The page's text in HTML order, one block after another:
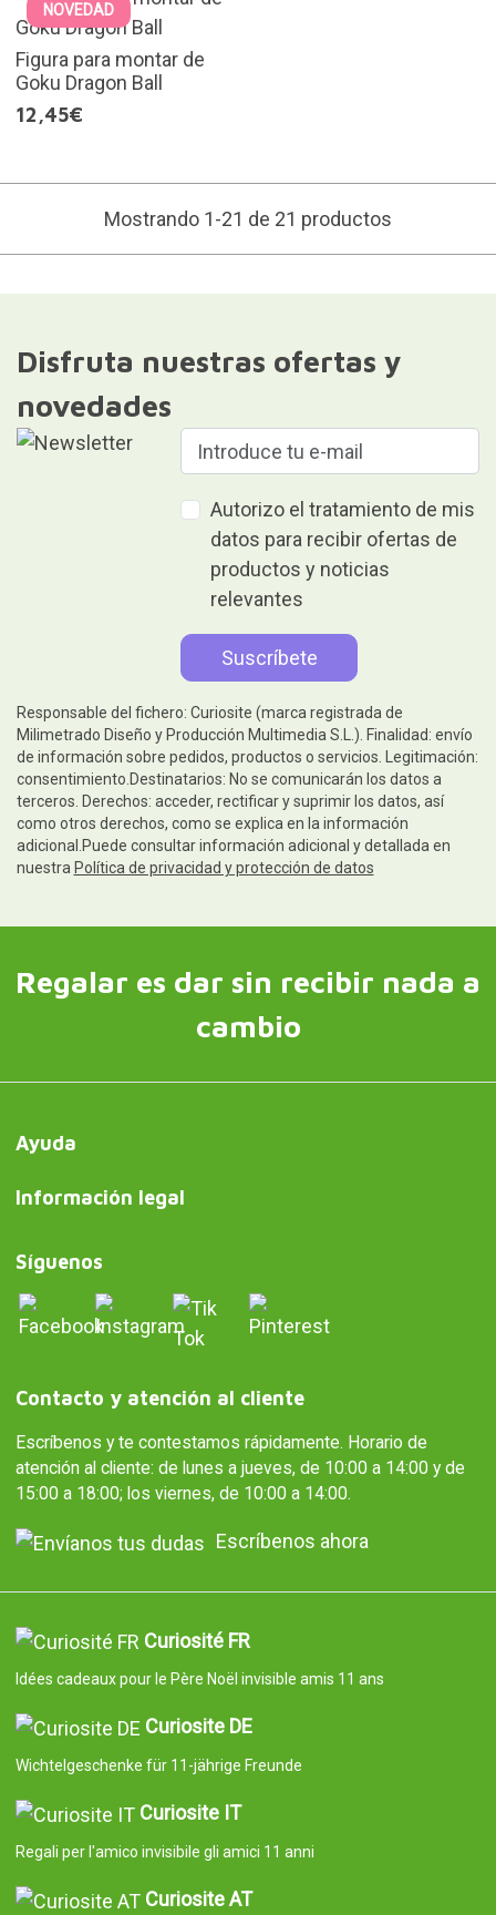
NOVEDAD
Figura para montar de
Goku Dragon Ball
12,45€
Mostrando 1-21 de 21 productos
Disfruta nuestras ofertas y
novedades
Autorizo el tratamiento de mis
datos para recibir ofertas de
productos y noticias
relevantes
Responsable del fichero: Curiosite (marca registrada de
Milimetrado Diseño y Producción Multimedia S.L.). Finalidad: envío
de información sobre pedidos, productos o servicios. Legitimación:
consentimiento.Destinatarios: No se comunicarán los datos a
terceros. Derechos: acceder, rectificar y suprimir los datos, así
como otros derechos, como se explica en la información
adicional.Puede consultar información adicional y detallada en
nuestra Política de privacidad y protección de datos
Regalar es dar sin recibir nada a
cambio
Ayuda
Información legal
Síguenos
Contacto y atención al cliente
Escríbenos y te contestamos rápidamente. Horario de
atención al cliente: de lunes a jueves, de 10:00 a 14:00 y de
15:00 a 18:00; los viernes, de 10:00 a 14:00.
Escríbenos ahora
Curiosité FR
Idées cadeaux pour le Père Noël invisible amis 11 ans
Curiosite DE
Wichtelgeschenke für 11-jährige Freunde
Curiosite IT
Regali per l'amico invisibile gli amici 11 anni
Curiosite AT